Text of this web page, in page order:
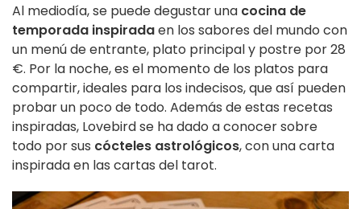
Al mediodía, se puede degustar una cocina de
temporada inspiradaen los sabores del mundo con
un menú de entrante, plato principal y postre por 28
€. Por la noche, es el momento de los platos para
compartir, ideales para los indecisos, que así pueden
probar un poco de todo. Además de estas recetas
inspiradas, Lovebird se ha dado a conocer sobre
todo por sus cócteles astrológicos, con una carta
inspirada en las cartas del tarot.